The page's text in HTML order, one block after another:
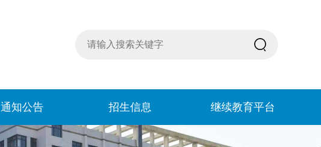
通知公告 招生信息 继续教育平台